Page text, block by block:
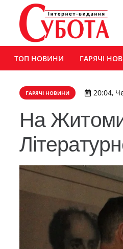
ТОП НОВИНИ ГАРЯЧІ
ГАРЯЧІ НОВИНИ 20:04,
На